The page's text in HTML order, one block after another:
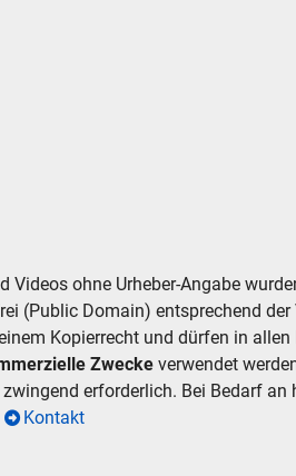
Videos ohne Urheber-Angabe
(Public Domain) entsprechend der
Kopierrecht und dürfen in allen
Zweckeverwendet
erforderlich. Bei Bedarf
Kontakt